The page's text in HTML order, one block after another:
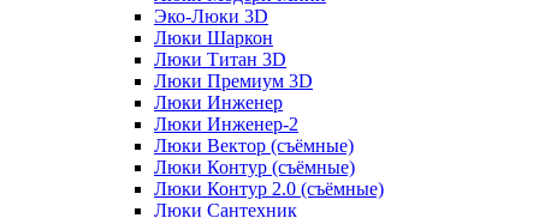
Эко-Люки 3D
Люки Шаркон
Люки Титан 3D
Люки Премиум 3D
Люки Инженер
Люки Инженер-2
Люки Вектор (съёмные)
Люки Контур (съёмные)
Люки Контур 2.0 (съёмные)
Люки Сантехник